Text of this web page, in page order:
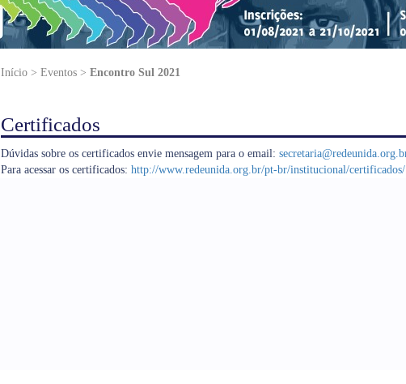
Início > Eventos > Encontro Sul 2021
Certificados
Dúvidas sobre os certificados envie mensagem para o email: s
Para acessar os certificados: http://www.redeunida.org.br/pt-br/institucional/certificados/